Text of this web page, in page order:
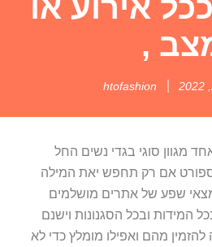
אירוע או
,
htofashion
מגוון סוגי בגדי נשים החל
אם רק תחפש יאת המילה
שפע של אתרים מושלמים
המידות ובכל הסגנונות וישנם
מהם ואפילו מומלץ כדי לא